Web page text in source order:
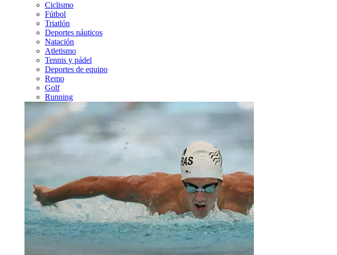
Ciclismo
Fútbol
Triatlón
Deportes náuticos
Natación
Atletismo
Tennis y pádel
Deportes de equipo
Remo
Golf
Running